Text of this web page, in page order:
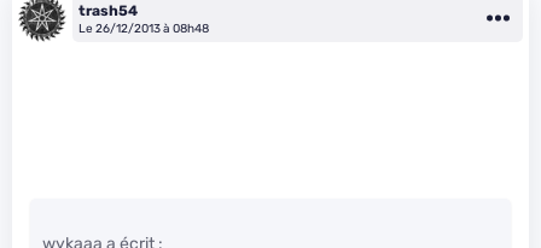
trash54
Le 26/12/2013 à 08h48